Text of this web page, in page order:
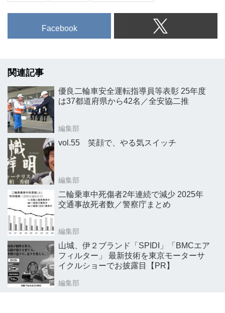
Facebook
関連記事
優良二輪車安全運転指導員等表彰 25年度
は37都道府県から42名／全安協二推
編集部
vol.55 笑顔で、やる気スイッチ
編集部
二輪乗車中死傷者2年連続で減少 2025年
交通事故死者数／警察庁まとめ
編集部
山城、伊２ブランド「SPIDI」「BMCエア
フィルター」 最新技術を東京モーターサ
イクルショーでお披露目【PR】
編集部